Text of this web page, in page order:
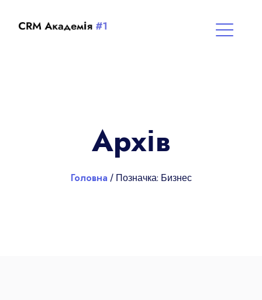
Архів
Головна / Позначка: Бизнес